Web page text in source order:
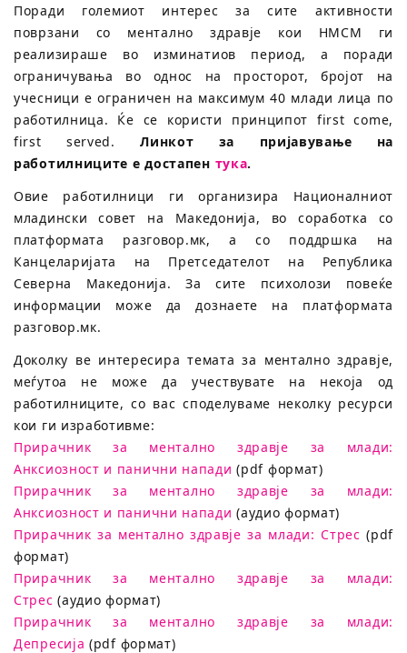
Поради големиот интерес за сите активности
поврзани со ментално здравје кои НМСМ ги
реализираше во изминатиов период, а поради
ограничувања во однос на просторот, бројот на
учесници е ограничен на максимум 40 млади лица по
работилница. Ќе се користи принципот first come,
first served.Линкот за пријавување на
работилниците е достапен тука.
Овие работилници ги организира Националниот
младински совет на Македонија, во соработка со
платформата разговор.мк, а со поддршка на
Канцеларијата на Претседателот на Република
Северна Македонија. За сите психолози повеќе
информации може да дознаете на платформата
разговор.мк.
Доколку ве интересира темата за ментално здравје,
меѓутоа не може да учествувате на некоја од
работилниците, со вас споделуваме неколку ресурси
кои ги изработивме:
Прирачник за ментално здравје за млади:
Анксиозност и панични напади (pdf формат)
Прирачник за ментално здравје за млади:
Анксиозност и панични напади (аудио формат)
Прирачник за ментално здравје за млади: Стрес (pdf
формат)
Прирачник за ментално здравје за млади:
Стрес (аудио формат)
Прирачник за ментално здравје за млади:
Депресија (pdf формат)